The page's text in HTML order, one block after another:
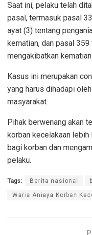
Saat ini, pelaku telah
pasal, termasuk pasal
ayat (3) tentang
kematian, dan pasal
mengakibatkan
Kasus ini merupakan
yang harus dihadapi
masyarakat.
Pihak berwenang akan
korban kecelakaan
bagi korban dan
pelaku.
Tags: Berita nasional
Waria Aniaya Korban